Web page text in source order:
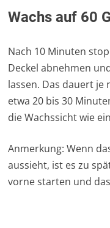
Wachs auf 60
Nach 10 Minuten
Deckel abnehmen
lassen. Das dauert
etwa 20 bis 30
die Wachssicht wie
Anmerkung: Wenn
aussieht, ist es zu
vorne starten und